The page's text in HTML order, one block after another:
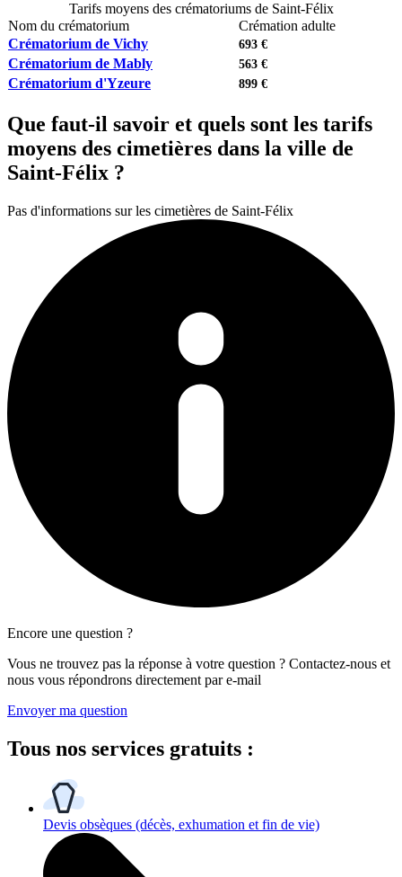
Tarifs moyens des crématoriums de Saint-Félix
Nom du crématorium
Crémation adulte
Crématorium de Vichy
693 €
Crématorium de Mably 563 €
Crématorium d'Yzeure 899 €
Que faut-il savoir et quels sont les tarifs
moyens des cimetières dans la ville de
Saint-Félix ?
Pas d'informations sur les cimetières de Saint-Félix
Encore une question ?
Vous ne trouvez pas la réponse à votre question ? Contactez-nous et
nous vous répondrons directement par e-mail
Envoyer ma question
Tous nos services gratuits :
Devis obsèques (décès, exhumation et fin de vie)